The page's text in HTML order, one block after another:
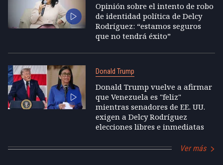
Opinión sobre el intento de robo
de identidad política de Delcy
Rodríguez: “estamos seguros
que no tendrá éxito”
Donald Trump
Donald Trump vuelve a afirmar
que Venezuela es "feliz"
mientras senadores de EE. UU.
exigen a Delcy Rodríguez
elecciones libres e inmediatas
Ver más